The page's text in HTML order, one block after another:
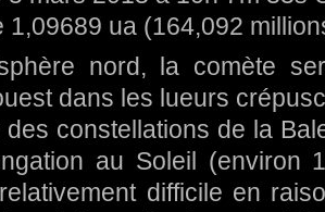
1,09689 ua (164,092
nord, la comète
dans les lueurs
des constellations de la
au Soleil (environ
difficile en